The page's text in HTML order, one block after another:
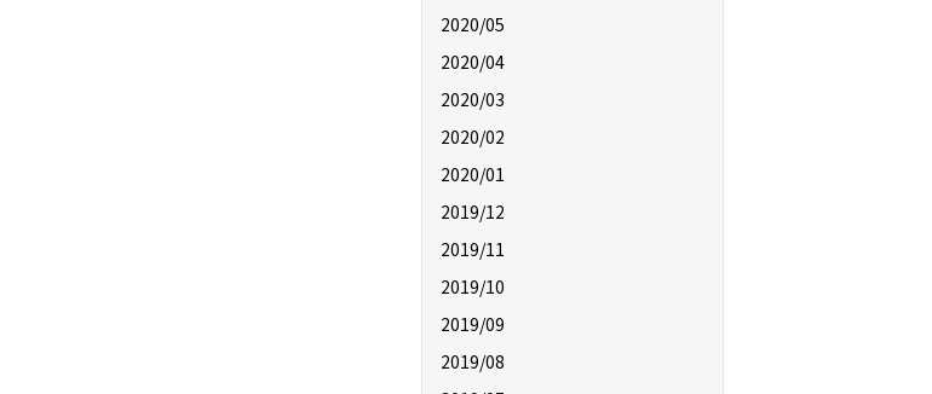
2020/05
2020/04
2020/03
2020/02
2020/01
2019/12
2019/11
2019/10
2019/09
2019/08